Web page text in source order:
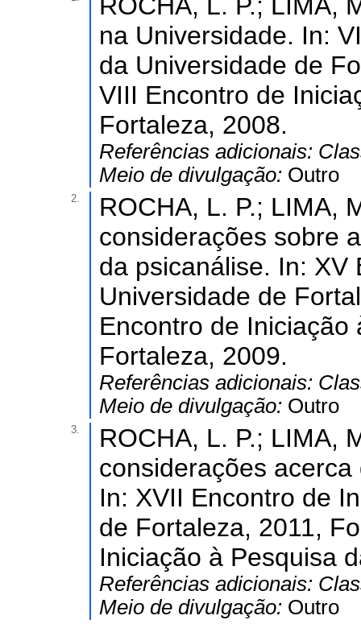
na Universidade. In:
da Universidade de
VIII Encontro de
Fortaleza, 2008.
Referências adicionais:
Meio de divulgação: Outro
2.
ROCHA, L. P.; LIMA,
considerações sobre
da psicanálise. In: XV
Universidade de
Encontro de
Fortaleza, 2009.
Referências adicionais:
Meio de divulgação: Outro
3.
ROCHA, L. P.; LIMA,
considerações
In: XVII Encontro de
de Fortaleza, 2011,
Iniciação à Pesquisa
Referências adicionais:
Meio de divulgação: Outro